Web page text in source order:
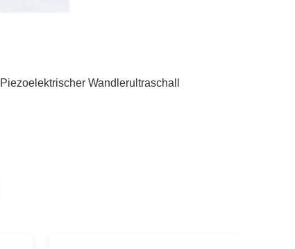
Piezoelektrischer Wandlerultraschall